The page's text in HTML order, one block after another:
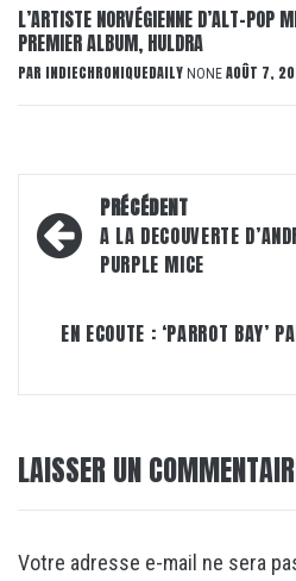
L’ARTISTE NORVÉGIENNE D’ALT-POP
PREMIER ALBUM, HULDRA
PAR INDIECHRONIQUEDAILY NONE AOÛT 7,
Navigation
d’article
PRÉCÉDENT
A LA DECOUVERTE
PURPLE MICE
EN ECOUTE : ‘PARROT BAY’
LAISSER UN
Votre adresse e-mail ne sera